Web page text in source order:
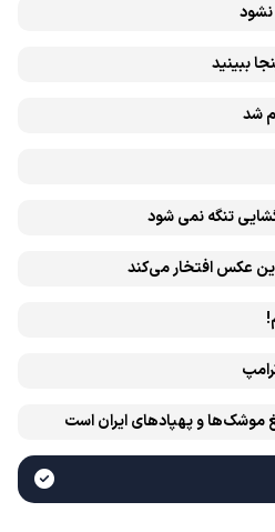
ببینید
شد
تنگه نمی شود
عکس افتخار می‌کند
موشک‌ها و پهپادهای ایران است